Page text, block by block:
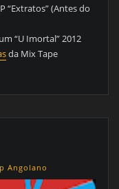
“Extratos” (Antes do
“U Imortal” 2012
da Mix Tape
Angolano